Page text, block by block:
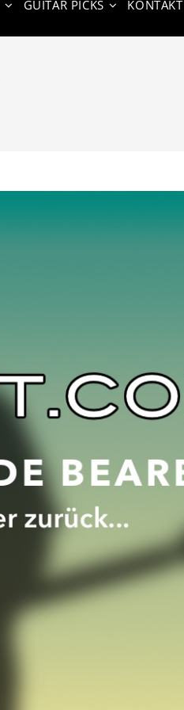
GUITAR PICKS KONTAKT